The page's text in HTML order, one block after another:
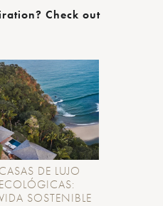
Check out
CASAS DE LUJO
ECOLÓGICAS:
SOSTENIBLE